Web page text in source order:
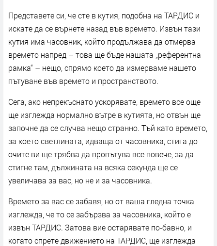
Представете си, че сте в кутия, подобна на ТАРДИС и
искате да се върнете назад във времето. Извън тази
кутия има часовник, който продължава да отмерва
времето напред – това ще бъде нашата „референтна
рамка“ – нещо, спрямо което да измерваме нашето
пътуване във времето и пространството.
Сега, ако непрекъснато ускорявате, времето все още
ще изглежда нормално вътре в кутията, но отвън ще
започне да се случва нещо странно. Тъй като времето,
за което светлината, идваща от часовника, стига до
очите ви ще трябва да пропътува все повече, за да
стигне там, дължината на всяка секунда ще се
увеличава за вас, но не и за часовника.
Времето за вас се забавя, но от ваша гледна точка
изглежда, че то се забързва за часовника, който е
извън ТАРДИС. Затова вие остарявате по-бавно, и
когато спрете движението на ТАРДИС, ще изглежда